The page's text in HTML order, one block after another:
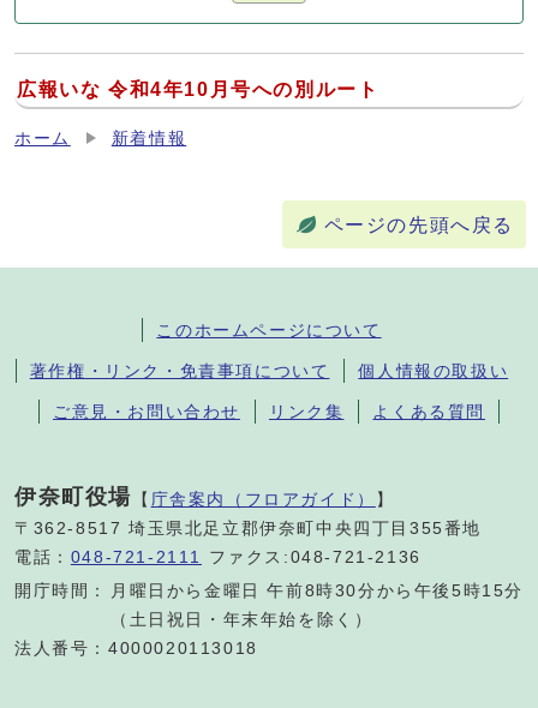
広報いな 令和4年10月号への別ルート
ホーム 新着情報
ページの先頭へ戻る
このホームページについて
著作権・リンク・免責事項について 個人情報の取扱い
ご意見・お問い合わせ リンク集 よくある質問
伊奈町役場 【 庁舎案内（フロアガイド） 】
〒362-8517 埼玉県北足立郡伊奈町中央四丁目355番地
電話： 048-721-2111
ファクス:048-721-2136
開庁時間：
月曜日から金曜日 午前8時30分から午後5時15分
（土日祝日・年末年始を除く）
法人番号：4000020113018